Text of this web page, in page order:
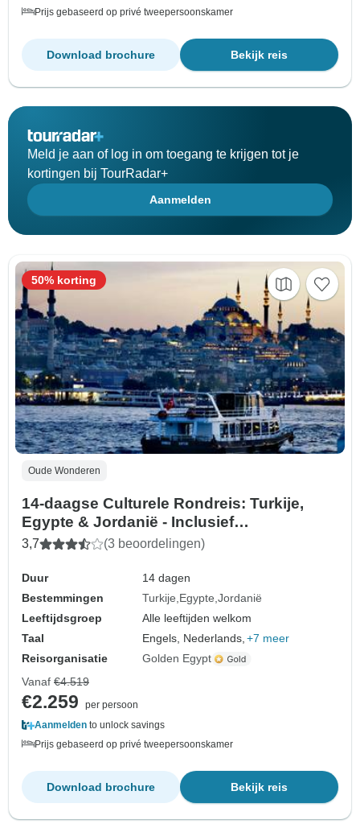
Prijs gebaseerd op privé tweepersoonskamer
Bekijk reis
Download brochure
Meld je aan of log in om toegang te krijgen tot je
kortingen bij TourRadar+
Aanmelden
Oude Wonderen
14-daagse Culturele Rondreis: Turkije,
Egypte & Jordanië - Inclusief
internationale vluchten
3,7 (3 beoordelingen)
Duur
14 dagen
Bestemmingen
Turkije Egypte Jordanië
Leeftijdsgroep
Alle leeftijden welkom
Taal
Engels, Nederlands, +7 meer
Reisorganisatie
Golden Egypt
50% korting
Vanaf €4.519
€2.259
per persoon
Aanmelden to unlock savings
Prijs gebaseerd op privé tweepersoonskamer
Bekijk reis
Download brochure